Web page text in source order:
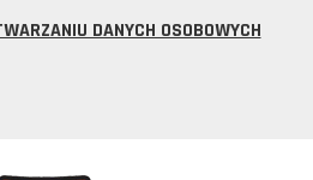
DANYCH OSOBOWYCH